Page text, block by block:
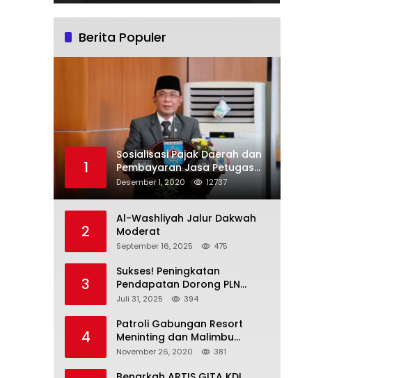
Berita Populer
1
Sosialisasi Pajak Daerah dan
Pembayaran Jasa Petugas
Penyampaian SPT PBB-P2
Kota Mataram
Desember 1, 2020 12737
2
Al-Washliyah Jalur Dakwah
Moderat
September 16, 2025 475
3
Sukses! Peningkatan
Pendapatan Dorong PLN
Masuk Fortune Global 500
Juli 31, 2025 394
4
Patroli Gabungan Resort
Meninting dan Malimbu
Bersama TNI – POLRI
November 26, 2020 381